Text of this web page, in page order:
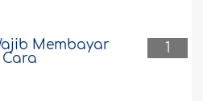
1
Membayar